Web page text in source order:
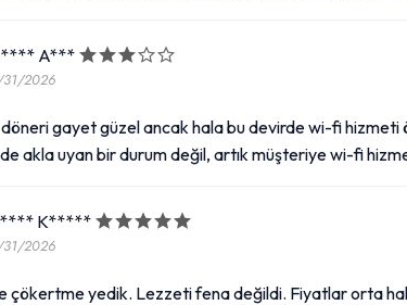
A***
2026
gayet güzel ancak hala bu devirde wi-fi hizmeti
akla uyan bir durum değil, artık müşteriye wi-fi
K*****
2026
çökertme yedik. Lezzeti fena değildi. Fiyatlar orta